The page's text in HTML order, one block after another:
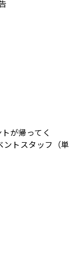
が帰ってく
トスタッフ（単